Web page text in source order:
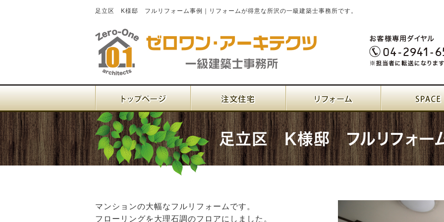
足立区 K様邸 フルリフォーム事例｜リフォームが得意な所沢の一級建築士事務所です。
足立区 K様邸 フルリフォー
マンションの大幅なフルリフォームです。
フローリングを大理石調のフロアにしました。